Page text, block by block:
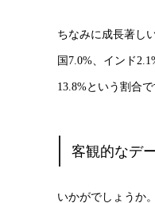
ちなみに成長著し
国7.0%、インド
13.8%という割合で
客観的なデ
いかがでしょうか